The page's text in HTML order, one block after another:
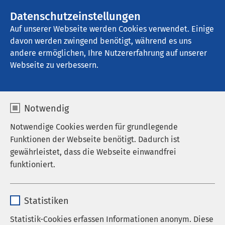
Datenschutzeinstellungen
Auf unserer Webseite werden Cookies verwendet. Einige
davon werden zwingend benötigt, während es uns
andere ermöglichen, Ihre Nutzererfahrung auf unserer
Webseite zu verbessern.
Notwendig
Notwendige Cookies werden für grundlegende
Funktionen der Webseite benötigt. Dadurch ist
gewährleistet, dass die Webseite einwandfrei
funktioniert.
Anbieter sgalinski
Statistiken
Statistik-Cookies erfassen Informationen anonym. Diese
AMEOS Klinikum Schönebeck